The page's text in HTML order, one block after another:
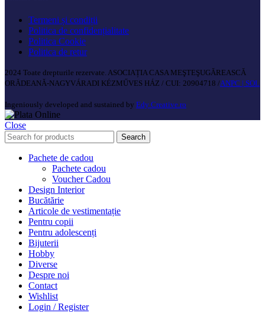
Termeni și condiții
Politica de confidențialitate
Politica Cookie
Politica de retur
2024 Toate drepturile rezervate. ASOCIAȚIA CASA MEŞTEŞUGĂREASCĂ
ORĂDEANĂ-NAGYVÁRADI KÉZMŰVES HÁZ / CUI: 20904718 /ANPC | SOL
Ingeniously developed and sustained by Edy Creative.ro
Close
Search
Pachete de cadou
Pachete cadou
Voucher Cadou
Design Interior
Bucătărie
Articole de vestimentație
Pentru copii
Pentru adolescenți
Bijuterii
Hobby
Diverse
Despre noi
Contact
Wishlist
Login / Register